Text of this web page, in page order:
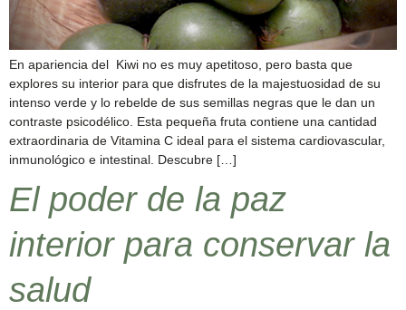
En apariencia del Kiwi no es muy apetitoso, pero basta que
explores su interior para que disfrutes de la majestuosidad de su
intenso verde y lo rebelde de sus semillas negras que le dan un
contraste psicodélico. Esta pequeña fruta contiene una cantidad
extraordinaria de Vitamina C ideal para el sistema cardiovascular,
inmunológico e intestinal. Descubre […]
El poder de la paz
interior para conservar la
salud